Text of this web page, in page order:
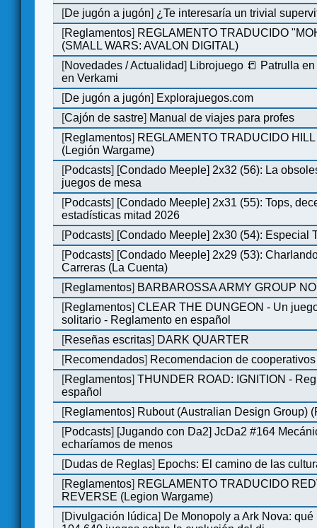
[De jugón a jugón] ¿Te interesaría un trivial
[Reglamentos] REGLAMENTO TRADUCIDO
(SMALL WARS: AVALON DIGITAL)
[Novedades / Actualidad] Librojuego 📒 Patrulla
en Verkami
[De jugón a jugón] Explorajuegos.com
[Cajón de sastre] Manual de viajes para profes
[Reglamentos] REGLAMENTO TRADUCIDO
(Legión Wargame)
[Podcasts] [Condado Meeple] 2x32 (56): La
juegos de mesa
[Podcasts] [Condado Meeple] 2x31 (55): Tops,
estadísticas mitad 2026
[Podcasts] [Condado Meeple] 2x30 (54): Especial
[Podcasts] [Condado Meeple] 2x29 (53):
Carreras (La Cuenta)
[Reglamentos] BARBAROSSA ARMY GROUP
[Reglamentos]CLEAR THE DUNGEON - Un
solitario - Reglamento en español
[Reseñas escritas] DARK QUARTER
[Recomendados] Recomendacion de
[Reglamentos]THUNDER ROAD: IGNITION -
español
[Reglamentos] Rubout (Australian Design Group)
[Podcasts] [Jugando con Da2] JcDa2 #164
echaríamos de menos
[Dudas de Reglas] Epochs: El camino de las
[Reglamentos] REGLAMENTO TRADUCIDO
REVERSE (Legion Wargame)
[Divulgación lúdica] De Monopoly a Ark Nova: